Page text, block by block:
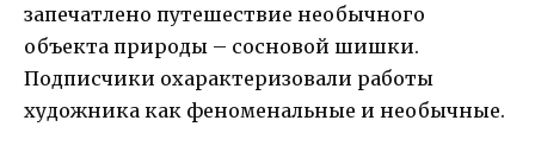
запечатлено путешествие необычного
объекта природы – сосновой шишки.
Подписчики охарактеризовали работы
художника как феноменальные и необычные.